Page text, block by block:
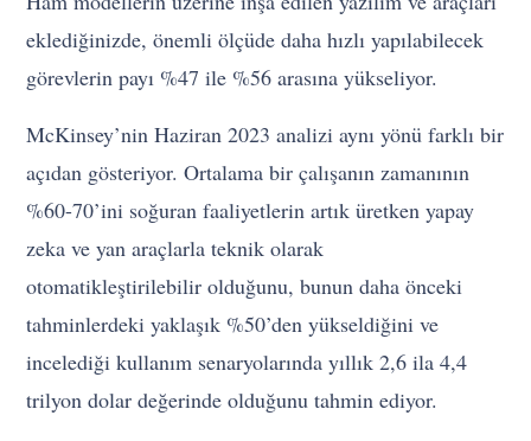
eklediğinizde, önemli ölçüde daha hızlı yapılabilecek
görevlerin payı %47 ile %56 arasına yükseliyor.
McKinsey’nin Haziran 2023 analizi aynı yönü farklı bir
açıdan gösteriyor. Ortalama bir çalışanın zamanının
%60-70’ini soğuran faaliyetlerin artık üretken yapay
zeka ve yan araçlarla teknik olarak
otomatikleştirilebilir olduğunu, bunun daha önceki
tahminlerdeki yaklaşık %50’den yükseldiğini ve
incelediği kullanım senaryolarında yıllık 2,6 ila 4,4
trilyon dolar değerinde olduğunu tahmin ediyor.